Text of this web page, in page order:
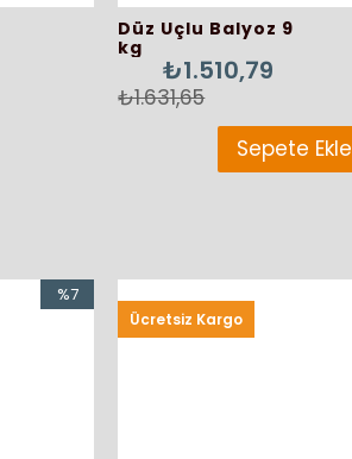
Düz Uçlu Balyoz 9
kg
₺1.510,79
₺1.631,65
Sepete Ekle
%7
Ücretsiz Kargo